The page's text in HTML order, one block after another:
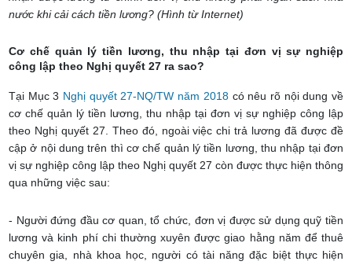
nước khi cải cách tiền lương? (Hình từ Internet)
Cơ chế quản lý tiền lương, thu nhập tại đơn vị sự nghiệp
công lập theo Nghị quyết 27 ra sao?
Tại Mục 3 Nghị quyết 27-NQ/TW năm 2018có nêu rõ nội dung về
cơ chế quản lý tiền lương, thu nhập tại đơn vị sự nghiệp công lập
theo Nghị quyết 27. Theo đó, ngoài việc chi trả lương đã được đề
cập ở nội dung trên thì cơ chế quản lý tiền lương, thu nhập tại đơn
vị sự nghiệp công lập theo Nghị quyết 27 còn được thực hiện thông
qua những việc sau:
- Người đứng đầu cơ quan, tổ chức, đơn vị được sử dụng quỹ tiền
lương và kinh phí chi thường xuyên được giao hằng năm để thuê
chuyên gia, nhà khoa học, người có tài năng đặc biệt thực hiện